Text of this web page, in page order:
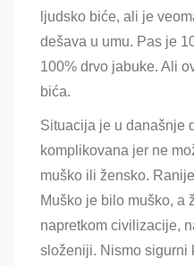
ljudsko biće, ali je
dešava u umu. Pas je
100% drvo jabuke. Ali
bića.
Situacija je u današnje
komplikovana jer ne
muško ili žensko.
Muško je bilo muško, a
napretkom civilizacije,
složeniji. Nismo sigurni